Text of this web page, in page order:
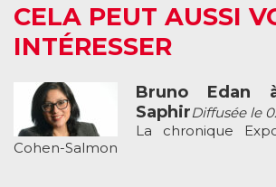
CELA PEUT AUSSI
INTÉRESSER
Bruno Edan
SaphirDiffusée le
La chronique
Cohen-Salmon